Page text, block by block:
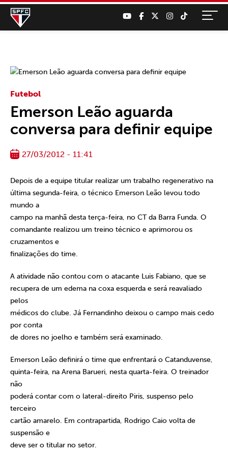
Futebol
Emerson Leão aguarda
conversa para definir equipe
27/03/2012 - 11:41
Depois de a equipe titular realizar um trabalho regenerativo na
última segunda-feira, o técnico Emerson Leão levou todo
mundo a
campo na manhã desta terça-feira, no CT da Barra Funda. O
comandante realizou um treino técnico e aprimorou os
cruzamentos e
finalizações do time.
A atividade não contou com o atacante Luis Fabiano, que se
recupera de um edema na coxa esquerda e será reavaliado
pelos
médicos do clube. Já Fernandinho deixou o campo mais cedo
por conta
de dores no joelho e também será examinado.
Emerson Leão definirá o time que enfrentará o Catanduvense,
quinta-feira, na Arena Barueri, nesta quarta-feira. O treinador
não
poderá contar com o lateral-direito Piris, suspenso pelo
terceiro
cartão amarelo. Em contrapartida, Rodrigo Caio volta de
suspensão e
deve ser o titular no setor.